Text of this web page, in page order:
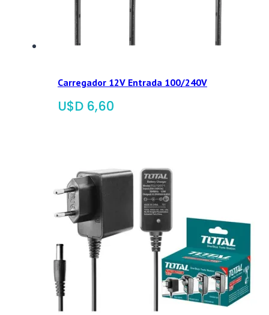
Carregador 12V Entrada 100/240V
$ 6,60